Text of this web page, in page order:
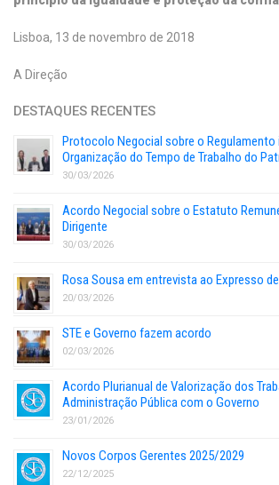
Lisboa, 13 de novembro de 2018
A Direção
DESTAQUES RECENTES
Protocolo Negocial sobre o Regulamento
Organização do Tempo de Trabalho do
30/03/2026
Acordo Negocial sobre o Estatuto
Dirigente
30/03/2026
Rosa Sousa em entrevista ao Expresso
20/03/2026
STE e Governo fazem acordo
02/03/2026
Acordo Plurianual de Valorização dos
Administração Pública com o Governo
23/01/2026
Novos Corpos Gerentes 2025/2029
22/12/2025